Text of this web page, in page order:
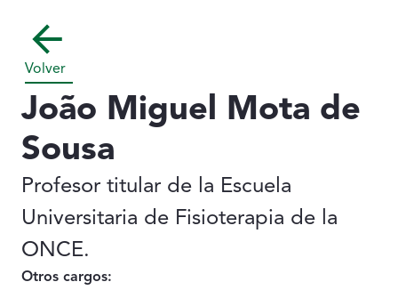
Contenido principal
Volver
João Miguel Mota de
Sousa
Profesor titular de la Escuela
Universitaria de Fisioterapia de la
ONCE.
Otros cargos: